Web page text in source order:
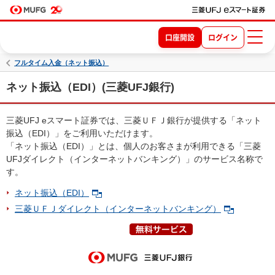
口座開設 ログイン
フルタイム入金（ネット振込）
ネット振込（EDI）(三菱UFJ銀行)
三菱UFJ eスマート証券では、三菱ＵＦＪ銀行が提供する「ネット
振込（EDI）」をご利用いただけます。
「ネット振込（EDI）」とは、個人のお客さまが利用できる「三菱
UFJダイレクト（インターネットバンキング）」のサービス名称で
す。
ネット振込（EDI）
三菱ＵＦＪダイレクト（インターネットバンキング）